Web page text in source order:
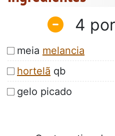
4
meia melancia
hortelã qb
gelo picado